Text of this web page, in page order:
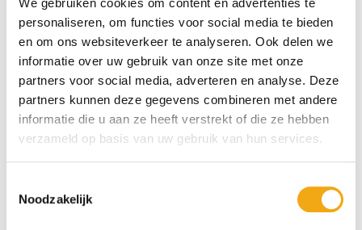
We gebruiken cookies om content en advertenties te
personaliseren, om functies voor social media te bieden
en om ons websiteverkeer te analyseren. Ook delen we
informatie over uw gebruik van onze site met onze
partners voor social media, adverteren en analyse. Deze
partners kunnen deze gegevens combineren met andere
informatie die u aan ze heeft verstrekt of die ze hebben
verzameld op basis van uw gebruik van hun services.
Noodzakelijk
20% KORTING
Hertog Jan Partykist 5x30cl